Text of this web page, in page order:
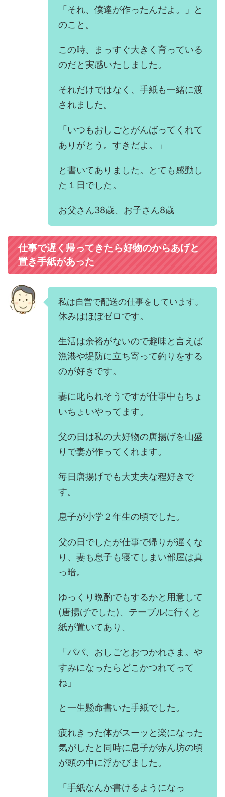
「それ、僕達が作ったんだよ。」と
のこと。
この時、まっすぐ大きく育っている
のだと実感いたしました。
それだけではなく、手紙も一緒に渡
されました。
「いつもおしごとがんばってくれて
ありがとう。すきだよ。」
と書いてありました。とても感動し
た１日でした。
お父さん38歳、お子さん8歳
仕事で遅く帰ってきたら好物のからあげと
置き手紙があった
私は自営で配送の仕事をしています。
休みはほぼゼロです。
生活は余裕がないので趣味と言えば
漁港や堤防に立ち寄って釣りをする
のが好きです。
妻に叱られそうですが仕事中もちょ
いちょいやってます。
父の日は私の大好物の唐揚げを山盛
りで妻が作ってくれます。
毎日唐揚げでも大丈夫な程好きで
す。
息子が小学２年生の頃でした。
父の日でしたが仕事で帰りが遅くな
り、妻も息子も寝てしまい部屋は真
っ暗。
ゆっくり晩酌でもするかと用意して
(唐揚げでした)、テーブルに行くと
紙が置いてあり、
「パパ、おしごとおつかれさま。や
すみになったらどこかつれてって
ね」
と一生懸命書いた手紙でした。
疲れきった体がスーッと楽になった
気がしたと同時に息子が赤ん坊の頃
が頭の中に浮かびました。
「手紙なんか書けるようになっ